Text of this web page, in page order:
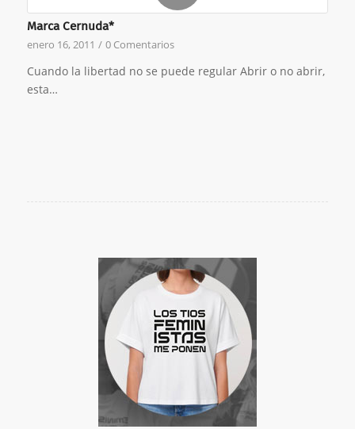
Marca Cernuda*
enero 16, 2011 / 0 Comentarios
Cuando la libertad no se puede regular Abrir o no abrir,
esta…